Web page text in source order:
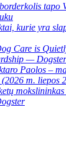
tapo
kurie yra
Care is
— Dogster
Paolos –
m. liepos